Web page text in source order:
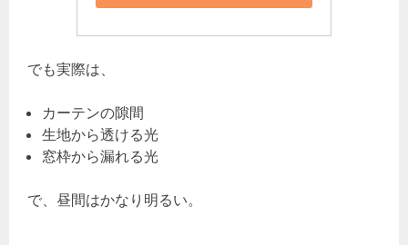
でも実際は、
カーテンの隙間
生地から透ける光
窓枠から漏れる光
で、昼間はかなり明るい。